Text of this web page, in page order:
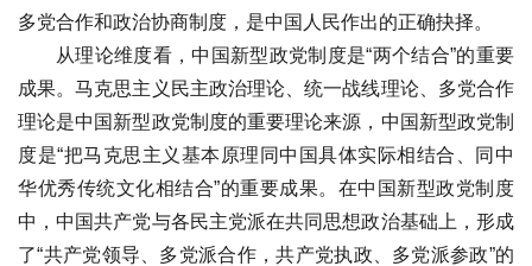
多党合作和政治协商制度，是中国人民作出的正确抉择。
从理论维度看，中国新型政党制度是“两个结合”的重要
成果。马克思主义民主政治理论、统一战线理论、多党合作
理论是中国新型政党制度的重要理论来源，中国新型政党制
度是“把马克思主义基本原理同中国具体实际相结合、同中
华优秀传统文化相结合”的重要成果。在中国新型政党制度
中，中国共产党与各民主党派在共同思想政治基础上，形成
了“共产党领导、多党派合作，共产党执政、多党派参政”的